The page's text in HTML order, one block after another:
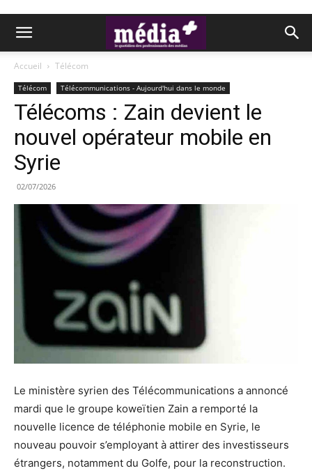
Accueil Télécom
Télécom Télécommunications - Aujourd'hui dans le monde
Télécoms : Zain devient le
nouvel opérateur mobile en
Syrie
02/07/2026
Le ministère syrien des Télécommunications a annoncé
mardi que le groupe koweïtien Zain a remporté la
nouvelle licence de téléphonie mobile en Syrie, le
nouveau pouvoir s’employant à attirer des investisseurs
étrangers, notamment du Golfe, pour la reconstruction.